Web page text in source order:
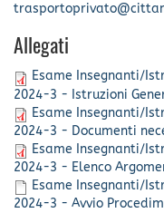
Allegati
Esame Insegnanti/
2024-3 - Istruzioni
Esame Insegnanti/
2024-3 - Documenti
Esame Insegnanti/
2024-3 - Elenco
Esame Insegnanti/
2024-3 - Avvio